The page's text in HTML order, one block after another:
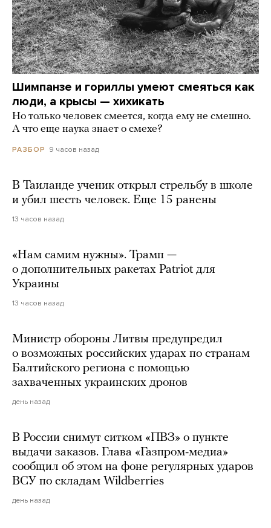
Шимпанзе и гориллы умеют смеяться как
люди, а крысы — хихикать
Но только человек смеется, когда ему не смешно.
А что еще наука знает о смехе?
РАЗБОР 9 часов назад
В Таиланде ученик открыл стрельбу в школе
и убил шесть человек. Еще 15 ранены
13 часов назад
«Нам самим нужны». Трамп —
о дополнительных ракетах Patriot для
Украины
13 часов назад
Министр обороны Литвы предупредил
о возможных российских ударах по странам
Балтийского региона с помощью
захваченных украинских дронов
день назад
В России снимут ситком «ПВЗ» о пункте
выдачи заказов. Глава «Газпром-медиа»
сообщил об этом на фоне регулярных ударов
ВСУ по складам Wildberries
день назад